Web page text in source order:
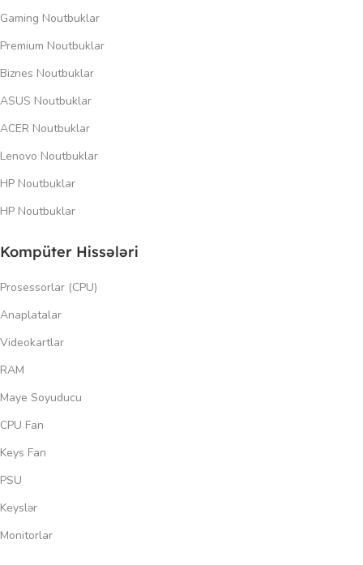
Gaming Noutbuklar
Premium Noutbuklar
Biznes Noutbuklar
ASUS Noutbuklar
ACER Noutbuklar
Lenovo Noutbuklar
HP Noutbuklar
HP Noutbuklar
Kompüter Hissələri
Prosessorlar (CPU)
Anaplatalar
Videokartlar
RAM
Maye Soyuducu
CPU Fan
Keys Fan
PSU
Keyslər
Monitorlar